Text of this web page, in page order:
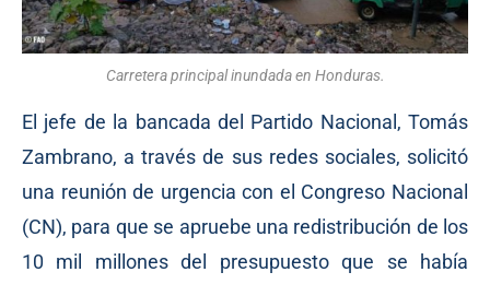
Carretera principal inundada en Honduras.
El jefe de la bancada del Partido Nacional, Tomás
Zambrano, a través de sus redes sociales, solicitó
una reunión de urgencia con el Congreso Nacional
(CN), para que se apruebe una redistribución de los
10 mil millones del presupuesto que se había